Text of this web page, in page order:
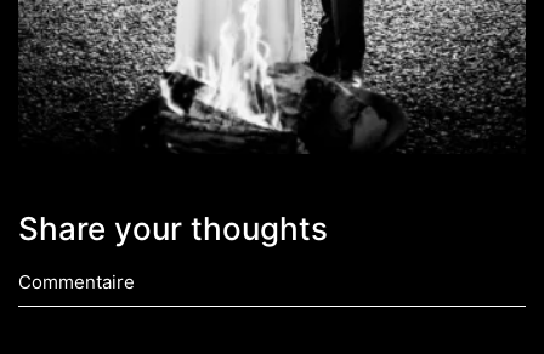
Share your thoughts
Commentaire